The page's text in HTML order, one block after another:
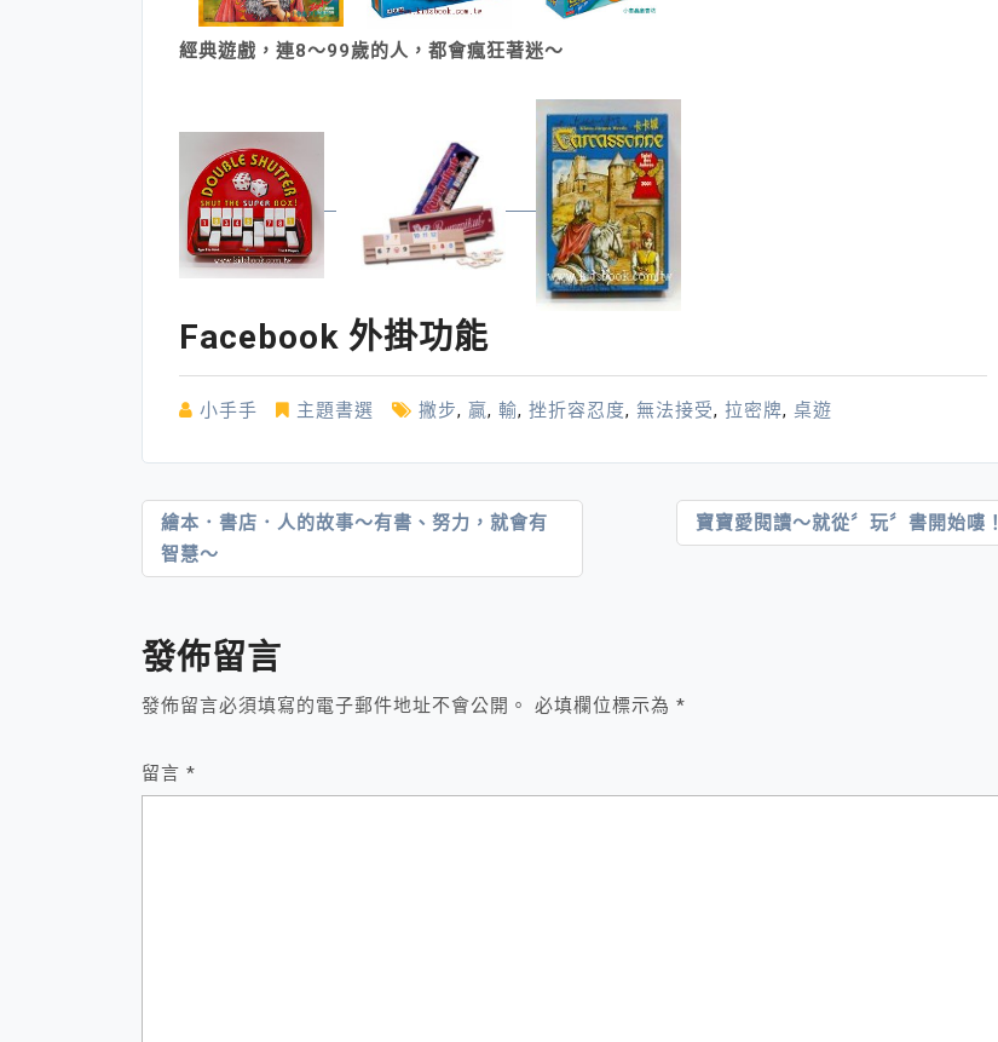
經典遊戲，連8～99歲的人，都會瘋狂著迷～
Facebook 外掛功能
小手手 主題書選 撇步, 贏, 輸, 挫折容忍度, 無法接受, 拉密牌, 桌遊
文
章
覽
繪本．書店．人的故事～有書、努力，就會有
智慧～
寶寶愛閱讀～就從〞玩〞書開始嘍！
發佈留言
發佈留言必須填寫的電子郵件地址不會公開。 必填欄位標示為 *
留言 *